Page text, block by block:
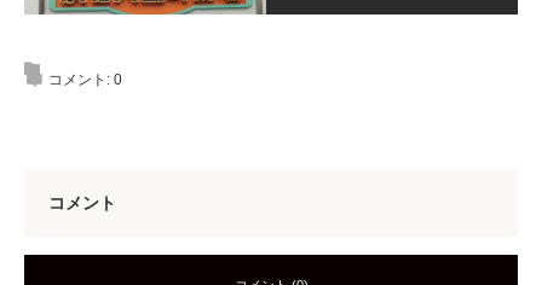
コメント: 0
コメント